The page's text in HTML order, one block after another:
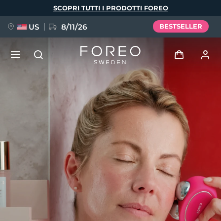
SCOPRI TUTTI I PRODOTTI FOREO
US 8/11/26 BESTSELLER
Profilo utente
I miei dispositivi
I miei ordini
I miei indirizzi
I miei abbonamenti
FAQ™ Pure Beauty-Tech Elixir
BREAKING NEWS
issa™ Teeth Whitening Set
Deutsch
Español
Italiano
Português
Svenska
Русский
简体中文 繁體中文